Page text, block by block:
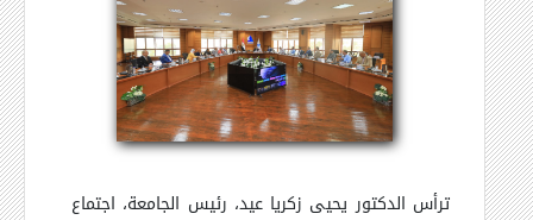
ترأس الدكتور يحيى زكريا عيد، رئيس الجامعة، اجتماع